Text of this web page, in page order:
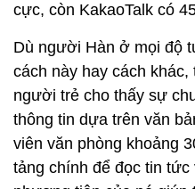
cực, còn KakaoTalk có
Dù người Hàn ở mọi độ
cách này hay cách
người trẻ cho thấy sự
thông tin dựa trên văn
viên văn phòng khoảng
tảng chính để đọc tin